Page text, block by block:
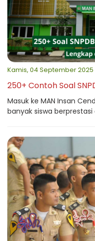
Kamis, 04 September 2025
250+ Contoh Soal
Masuk ke MAN Insan
banyak siswa berprestasi